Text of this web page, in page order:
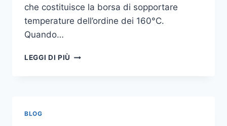
che costituisce la borsa di sopportare
temperature dell’ordine dei 160°C.
Quando…
LEGGI DI PIÙ COME
BLOG